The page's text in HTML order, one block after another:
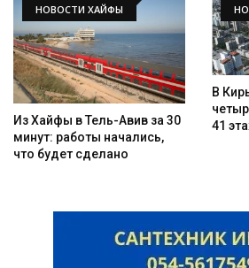
НОВОСТИ ХАЙФЫ
Из Хайфы в Тель-Авив за 30
минут: работы начались,
что будет сделано
В
41